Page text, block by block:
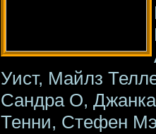
Уист, Майлз
Сандра О,
Тенни, Стефен